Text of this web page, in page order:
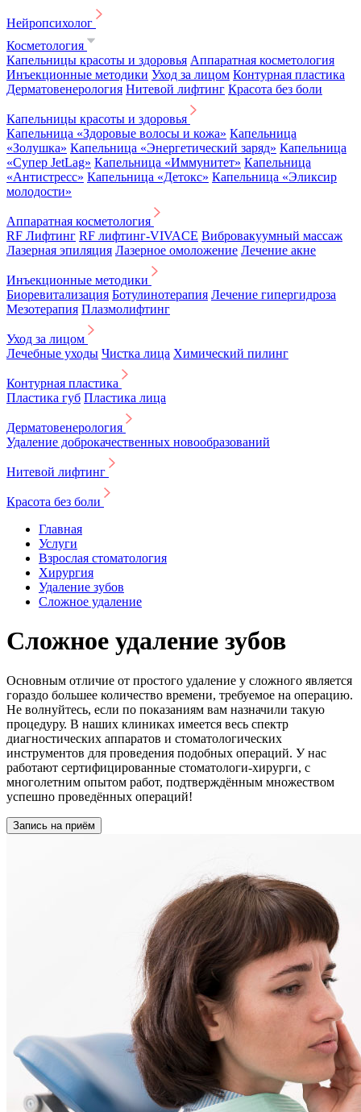
Нейропсихолог
Косметология
Капельницы красоты и здоровья Аппаратная косметология
Инъекционные методики Уход за лицом Контурная пластика
Дерматовенерология Нитевой лифтинг Красота без боли
Капельницы красоты и здоровья
Капельница «Здоровые волосы и кожа» Капельница
«Золушка» Капельница «Энергетический заряд» Капельница
«Супер JetLag» Капельница «Иммунитет» Капельница
«Антистресс» Капельница «Детокс» Капельница «Эликсир
молодости»
Аппаратная косметология
RF Лифтинг RF лифтинг-VIVACE Вибровакуумный массаж
Лазерная эпиляция Лазерное омоложение Лечение акне
Инъекционные методики
Биоревитализация Ботулинотерапия Лечение гипергидроза
Мезотерапия Плазмолифтинг
Уход за лицом
Лечебные уходы Чистка лица Химический пилинг
Контурная пластика
Пластика губ Пластика лица
Дерматовенерология
Удаление доброкачественных новообразований
Нитевой лифтинг
Красота без боли
Главная
Услуги
Взрослая стоматология
Хирургия
Удаление зубов
Сложное удаление
Сложное удаление зубов
Основным отличие от простого удаление у сложного является
гораздо большее количество времени, требуемое на операцию.
Не волнуйтесь, если по показаниям вам назначили такую
процедуру. В наших клиниках имеется весь спектр
диагностических аппаратов и стоматологических
инструментов для проведения подобных операций. У нас
работают сертифицированные стоматологи-хирурги, с
многолетним опытом работ, подтверждённым множеством
успешно проведённых операций!
Запись на приём